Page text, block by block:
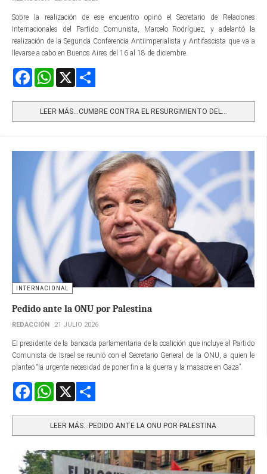
Sobre la realización de ese encuentro opinó el Secretario de Relaciones
Internacionales del Partido Comunista, Marcelo Rodríguez, y adelantó la
realización de la Segunda Conferencia Antiimperialista y Antifascista que va a
llevarse a cabo en Buenos Aires del 16 al 18 de diciembre.
FacebookWhatsApp
LEER MÁS…CUMBRE CONTRA EL RESURGIMIENTO DEL...
INTERNACIONAL
Pedido ante la ONU por Palestina
REDACCIÓN 21 JULIO 2026
El presidente de la bancada parlamentaria de la coalición que incluye al Partido
Comunista de Israel se reunió con el Secretario General de la ONU, a quien le
planteó “la urgente necesidad de poner fin a la guerra y la masacre en Gaza”.
FacebookWhatsApp
LEER MÁS…PEDIDO ANTE LA ONU POR PALESTINA